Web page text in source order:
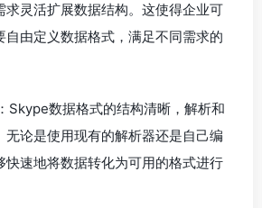
求灵活扩展数据结构。这使得企业可
自由定义数据格式，满足不同需求的
Skype数据格式的结构清晰，解析和
无论是使用现有的解析器还是自己编
快速地将数据转化为可用的格式进行